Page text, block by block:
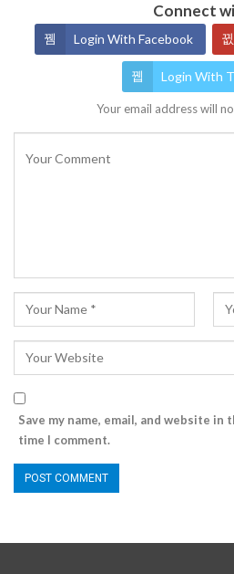
Connect
Login With Facebook
Login With
Your email address will
Save my name, email, and website
time I comment.